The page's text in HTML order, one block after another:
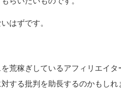
はずです。
荒稼ぎしているアフィリエイ
する批判を助長するのかもしれ